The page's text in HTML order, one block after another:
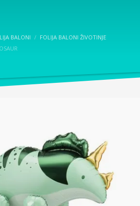
BALONI
FOLIJA BALONI ŽIVOTINJE